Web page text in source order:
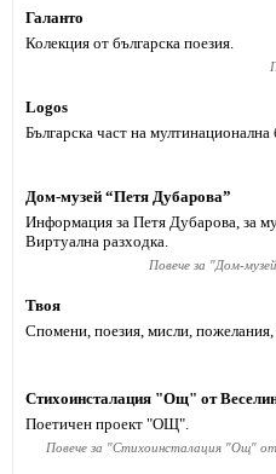
Галанто
Колекция от българска поезия.
Logos
Българска част на мултинационална
Дом-музей “Петя Дубарова”
Информация за Петя Дубарова, за
Виртуална разходка.
Повече за "Дом-
Твоя
Спомени, поезия, мисли, пожелания,
Стихоинсталация "Ощ" от
Поетичен проект "ОЩ".
Повече за "Стихоинсталация "Ощ" от